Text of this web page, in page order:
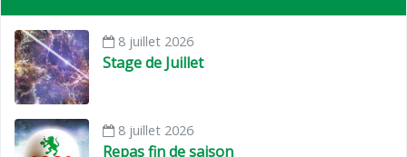
8 juillet 2026
Stage de Juillet
8 juillet 2026
Repas fin de saison